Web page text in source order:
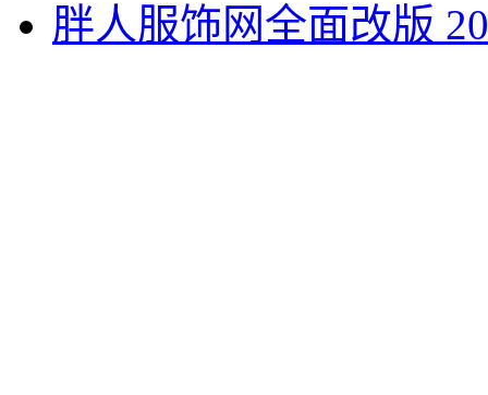
胖人服饰网全面改版